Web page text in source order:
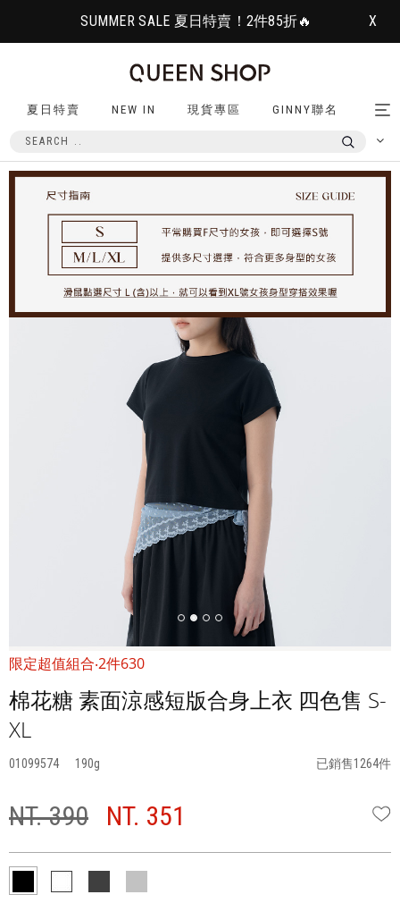
SUMMER SALE 夏日特賣！2件85折🔥 X
夏日特賣 NEW IN 現貨專區 GINNY聯名
限定超值組合‧2件630
棉花糖 素面涼感短版合身上衣 四色售 S-
XL
01099574 190 已銷售1264件
NT. 390 NT. 351